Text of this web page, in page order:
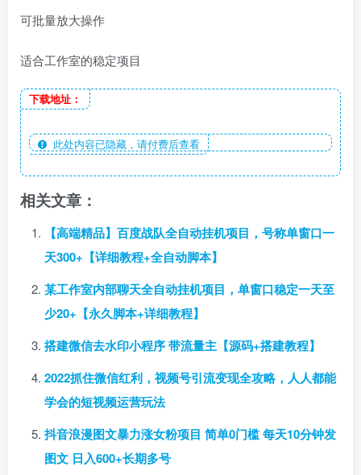
可批量放大操作
适合工作室的稳定项目
下载地址：
此处内容已隐藏，请付费后查看
相关文章：
【高端精品】百度战队全自动挂机项目，号称单窗口一
天300+【详细教程+全自动脚本】
某工作室内部聊天全自动挂机项目，单窗口稳定一天至
少20+【永久脚本+详细教程】
搭建微信去水印小程序 带流量主【源码+搭建教程】
2022抓住微信红利，视频号引流变现全攻略，人人都能
学会的短视频运营玩法
抖音浪漫图文暴力涨女粉项目 简单0门槛 每天10分钟发
图文 日入600+长期多号